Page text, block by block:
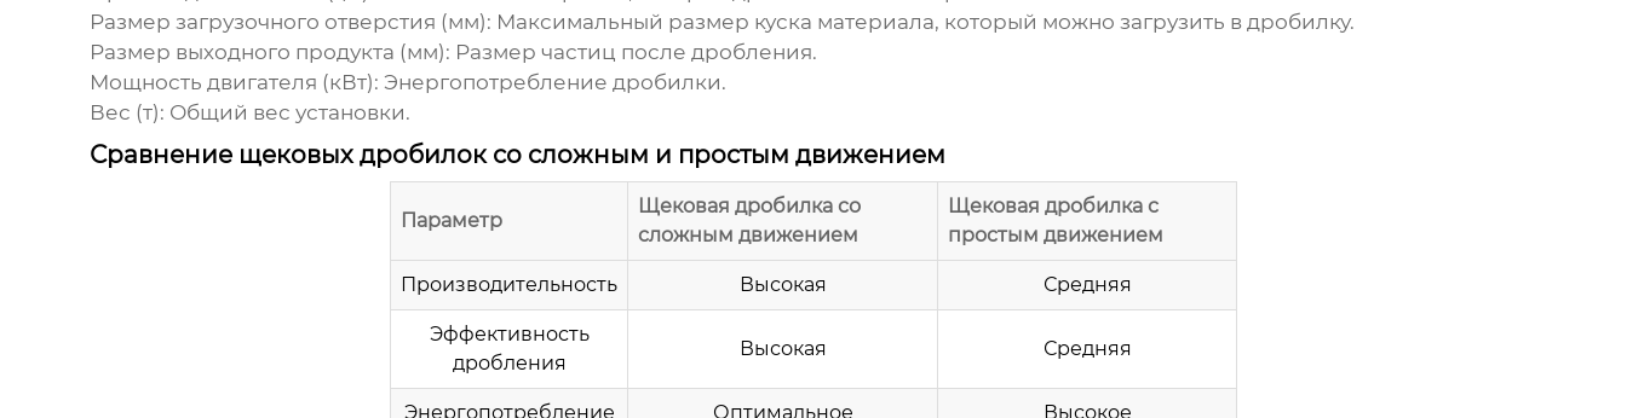
Размер загрузочного отверстия (мм): Максимальный размер куска материала, который можно загрузить в дробилку.
Размер выходного продукта (мм): Размер частиц после дробления.
Мощность двигателя (кВт): Энергопотребление дробилки.
Вес (т): Общий вес установки.
Сравнение щековых дробилок со сложным и простым движением
Параметр
Щековая дробилка со
сложным движением
Щековая дробилка с
простым движением
Производительность Высокая Средняя
Эффективность
дробления
Высокая Средняя
Энергопотребление Оптимальное Высокое